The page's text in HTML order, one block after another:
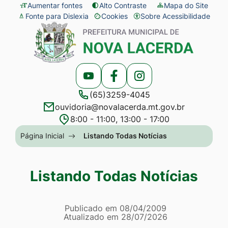
Seção
de
atalhos
acessibilidade
Ir
para
conteúdo
menu
[alt+2]
para
Aumentar fontes Alto Contraste
Mapa do Site
Fonte para Dislexia
Cookies
Abrir
preferências
de
cookies
Sobre Acessibilidade
Seção
menu
Acessar
a
Rede
Social
Acessar
a
Rede
Social
Acessar
a
Rede
Social
(65)3259-4045
ouvidoria@novalacerda.mt.gov.br
8:00 - 11:00, 13:00 - 17:00
Seção
do
principal
Página Inicial Listando Todas Notícias
Listando Todas Notícias
Página Listando Todas
Informações
Publicado em 08/04/2009
Atualizado em 28/07/2026